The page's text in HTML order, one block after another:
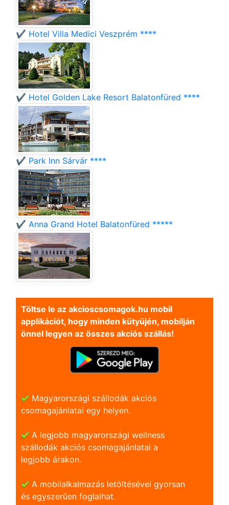
✔️ Hotel Villa Medici Veszprém ****
✔️ Hotel Golden Lake Resort Balatonfüred ****
✔️ Park Inn Sárvár ****
✔️ Anna Grand Hotel Balatonfüred *****
Töltse le az akcioscsomagok.hu mobil
applikációt, hogy minden kütyüjén, mobilján
önnel legyen az összes akciós szállás!
Magyarországi szállodák akciós
csomagajánlatai egy helyen.
A legjobb magyarországi wellness
szállodák akciós csomagajánlatai a
legjobb árakon.
A mobilalkalmazás letöltésével gyorsan
és egyszerũen foglalhat.